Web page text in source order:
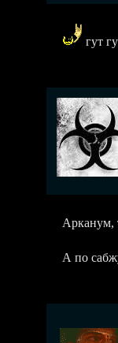
гут
Арканум,
А по